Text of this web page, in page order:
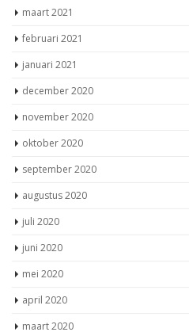
maart 2021
februari 2021
januari 2021
december 2020
november 2020
oktober 2020
september 2020
augustus 2020
juli 2020
juni 2020
mei 2020
april 2020
maart 2020